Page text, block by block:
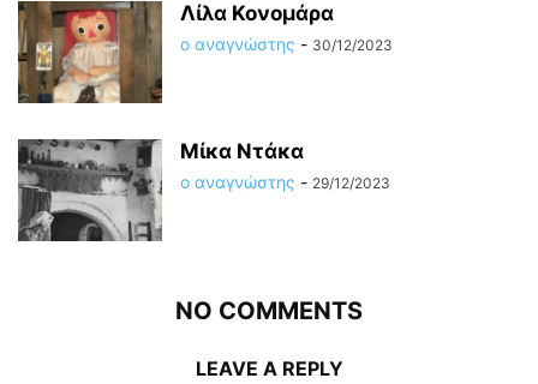
Λίλα Κονομάρα
ο αναγνώστης - 30/12/2023
Μίκα Ντάκα
ο αναγνώστης - 29/12/2023
NO COMMENTS
LEAVE A REPLY